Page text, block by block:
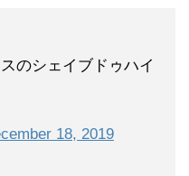
のシェイブドゥハイ
18, 2019